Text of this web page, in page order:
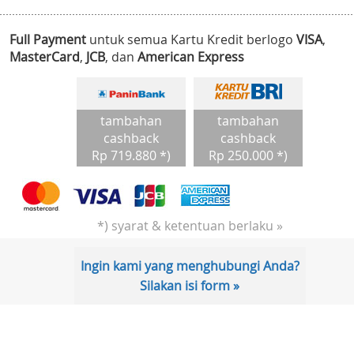
Full Payment untuk semua Kartu Kredit berlogo VISA,
MasterCard, JCB, dan American Express
tambahan
cashback
Rp 719.880 *)
tambahan
cashback
Rp 250.000 *)
*) syarat & ketentuan berlaku »
Ingin kami yang menghubungi Anda?
Silakan isi form »